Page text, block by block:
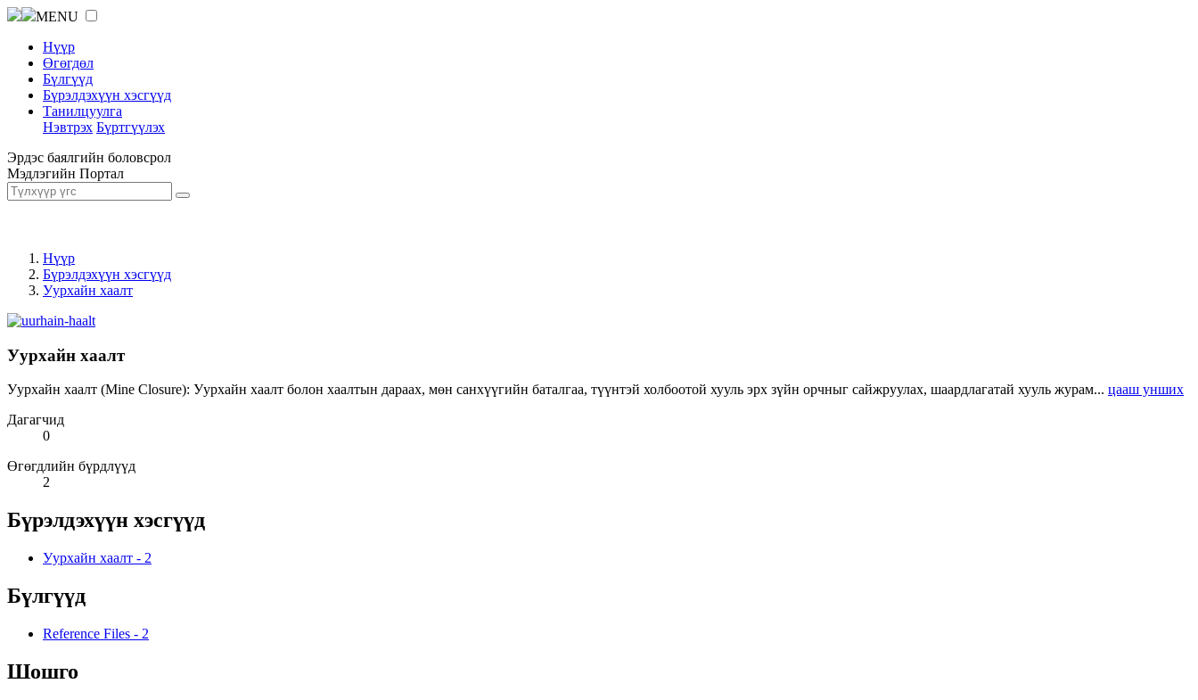
MENU
Нүүр
Өгөгдөл
Бүлгүүд
Бүрэлдэхүүн хэсгүүд
Танилцуулга
Нэвтрэх Бүртгүүлэх
Эрдэс баялгийн боловсрол
Мэдлэгийн Портал
Нүүр
Бүрэлдэхүүн хэсгүүд
Уурхайн хаалт
Уурхайн хаалт
Уурхайн хаалт (Mine Closure): Уурхайн хаалт болон хаалтын дараах, мөн санхүүгийн баталгаа, түүнтэй холбоотой хууль эрх зүйн орчныг сайжруулах, шаардлагатай хууль журам... цааш унших
Дагагчид
0
Өгөгдлийн бүрдлүүд
2
Бүрэлдэхүүн хэсгүүд
Уурхайн хаалт - 2
Бүлгүүд
Reference Files - 2
Шошго